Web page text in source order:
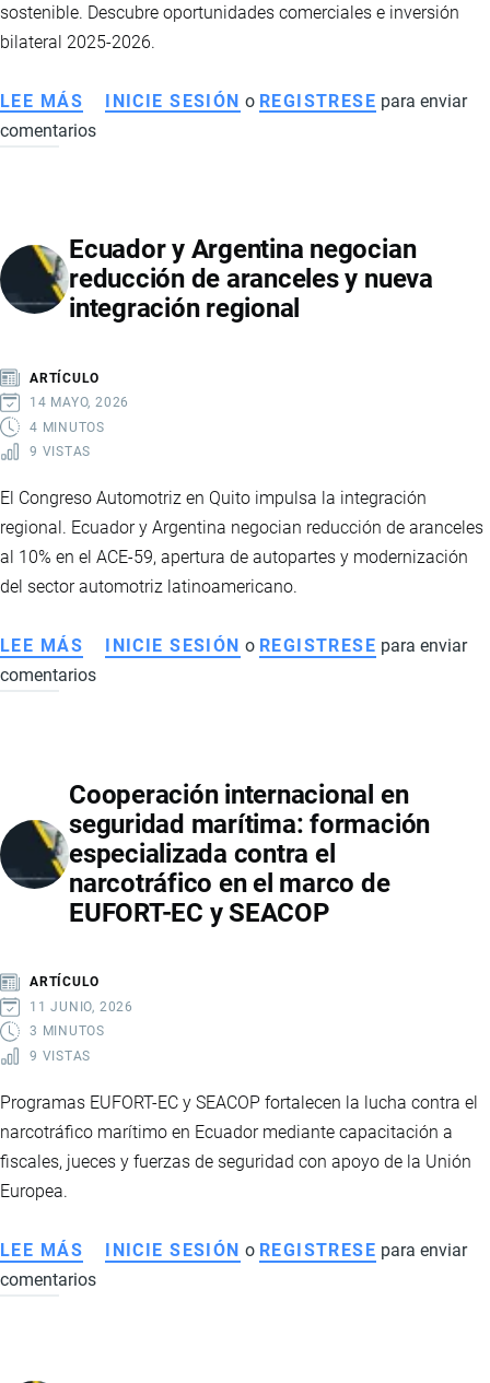
COLOMBIANOS
sostenible. Descubre oportunidades comerciales e inversión
bilateral 2025-2026.
LEE MÁS SOBRE
ECUADOR
UNIDOS
SUSCRIBEN
ACUERDO
INICIE SESIÓN o REGISTRESE para enviar
comentarios
Ecuador y Argentina negocian
reducción de aranceles y nueva
integración regional
ARTÍCULO
14 MAYO, 2026
4 MINUTOS
9 VISTAS
El Congreso Automotriz en Quito impulsa la integración
regional. Ecuador y Argentina negocian reducción de aranceles
al 10% en el ACE-59, apertura de autopartes y modernización
del sector automotriz latinoamericano.
LEE MÁS SOBRE
ECUADOR
REDUCCIÓN
DE
ARANCELES
Y
NUEVA
INICIE SESIÓN o REGISTRESE para enviar
comentarios
Cooperación internacional en
seguridad marítima: formación
especializada contra el
narcotráfico en el marco de
EUFORT-EC y SEACOP
ARTÍCULO
11 JUNIO, 2026
3 MINUTOS
9 VISTAS
Programas EUFORT-EC y SEACOP fortalecen la lucha contra el
narcotráfico marítimo en Ecuador mediante capacitación a
fiscales, jueces y fuerzas de seguridad con apoyo de la Unión
Europea.
LEE MÁS SOBRE
COOPERACIÓN
INICIE SESIÓN o REGISTRESE para enviar
comentarios